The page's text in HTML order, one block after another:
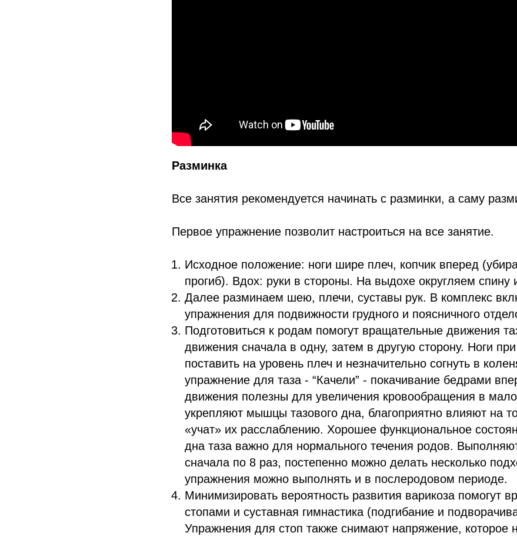
Разминка
Все занятия рекомендуется начинать с разминки, а саму
Первое упражнение позволит настроиться на все занятие.
Исходное положение: ноги шире плеч, копчик вперед
прогиб). Вдох: руки в стороны. На выдохе округляем спину
Далее разминаем шею, плечи, суставы рук. В комплекс
упражнения для подвижности грудного и поясничного
Подготовиться к родам помогут вращательные движения
движения сначала в одну, затем в другую сторону. Ноги
поставить на уровень плеч и незначительно согнуть в
упражнение для таза - “Качели” - покачивание бедрами
движения полезны для увеличения кровообращения в
укрепляют мышцы тазового дна, благоприятно влияют на
«учат» их расслаблению. Хорошее функциональное
дна таза важно для нормального течения родов.
сначала по 8 раз, постепенно можно делать несколько
упражнения можно выполнять и в послеродовом периоде.
Минимизировать вероятность развития варикоза помогут
стопами и суставная гимнастика (подгибание и
Упражнения для стоп также снимают напряжение, которое